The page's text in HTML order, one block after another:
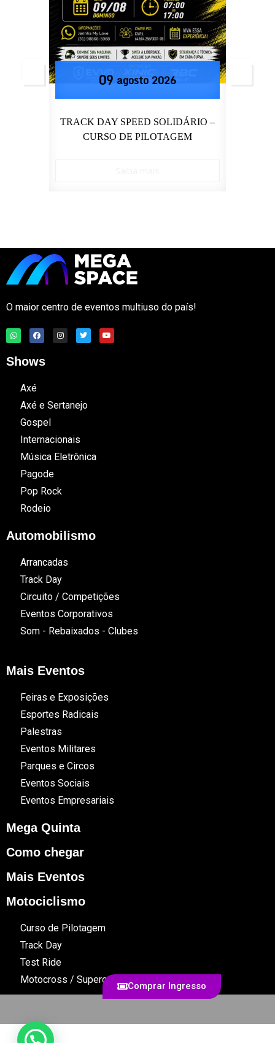
09 agosto 2026
TRACK DAY SPEED SOLIDÁRIO –
CURSO DE PILOTAGEM
O maior centro de eventos multiuso do país!
Shows
Axé
Axé e Sertanejo
Gospel
Internacionais
Música Eletrônica
Pagode
Pop Rock
Rodeio
Automobilismo
Arrancadas
Track Day
Circuito / Competições
Eventos Corporativos
Som - Rebaixados - Clubes
Comprar Ingresso
Mais Eventos
Feiras e Exposições
Esportes Radicais
Palestras
Eventos Militares
Parques e Circos
Eventos Sociais
Eventos Empresariais
Mega Quinta
Como chegar
Mais Eventos
Motociclismo
Curso de Pilotagem
Track Day
Test Ride
Motocross / Supercross